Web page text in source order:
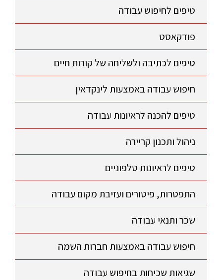
טיפים לחיפוש עבודה
פודקאסט
טיפים לכתיבה ולשליחה של קורות חיים
חיפוש עבודה באמצעות לינקדאין
טיפים להכנה לראיונות עבודה
ניהול ותכנון קריירה
טיפים לראיונות טלפוניים
התפטרות, פיטורים ועזיבת מקום עבודה
שכר ותנאי עבודה
חיפוש עבודה באמצעות חברות השמה
שגיאות שכיחות בחיפוש עבודה